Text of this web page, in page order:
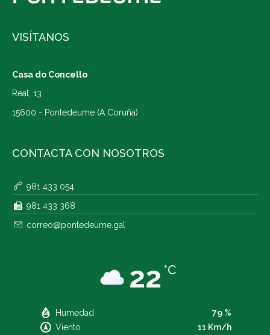
VISÍTANOS
Casa do Concello
Real, 13
15600 - Pontedeume (A Coruña)
CONTACTA CON NOSOTROS
981 433 054
981 433 368
correo@pontedeume.gal
22 °C
Humedad
79 %
Viento
11 Km/h